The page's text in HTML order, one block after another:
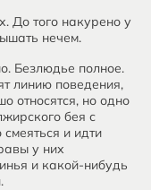
До того накурено у
нечем.
Безлюдье полное.
линию поведения,
относятся, но одно
бея с
и идти
у них
и какой-нибудь